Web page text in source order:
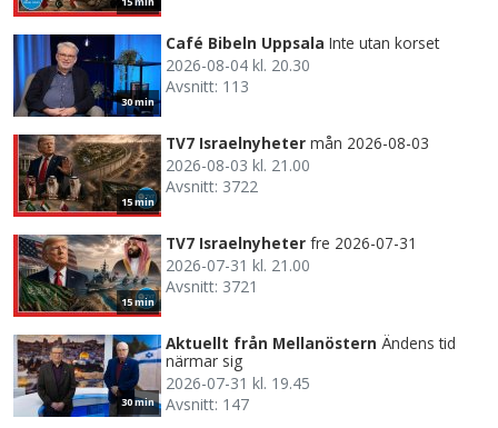
30 min
Café Bibeln Uppsala Inte utan korset
2026-08-04 kl. 20.30
Avsnitt: 113
15 min
TV7 Israelnyheter mån 2026-08-03
2026-08-03 kl. 21.00
Avsnitt: 3722
15 min
TV7 Israelnyheter fre 2026-07-31
2026-07-31 kl. 21.00
Avsnitt: 3721
30 min
Aktuellt från Mellanöstern Ändens tid
närmar sig
2026-07-31 kl. 19.45
Avsnitt: 147